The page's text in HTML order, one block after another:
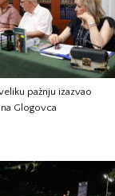
pažnju izazvao
Glogovca